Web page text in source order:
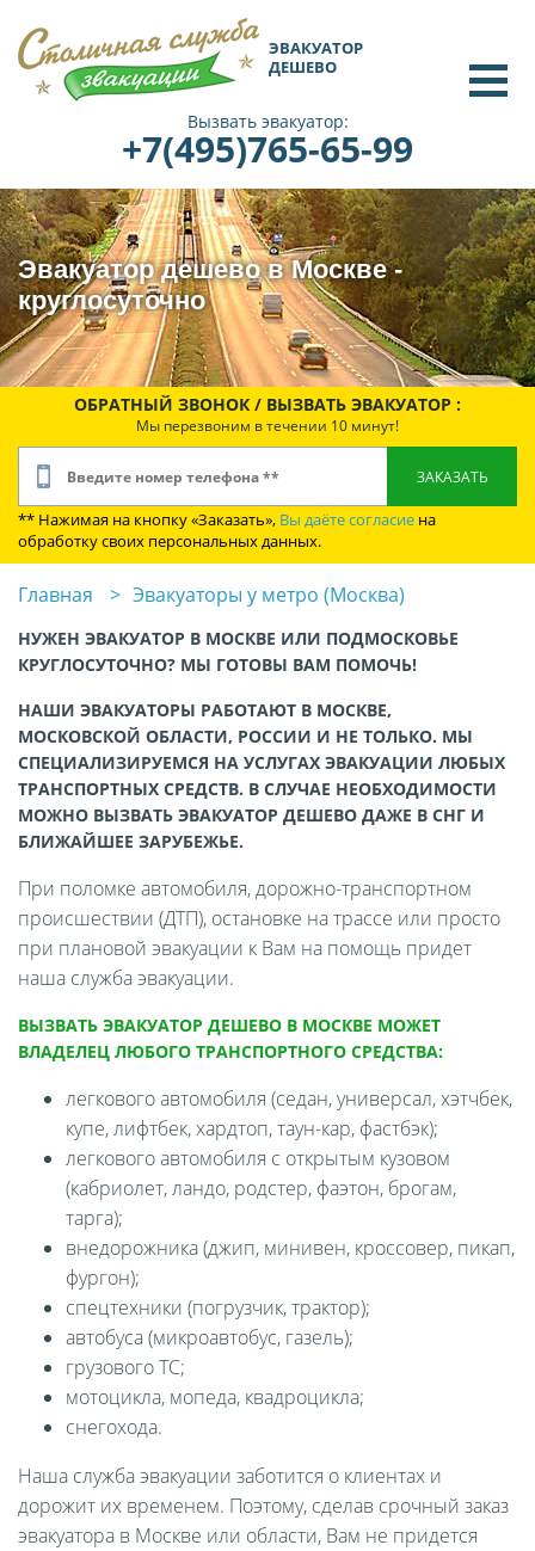
ЭВАКУАТОР
ДЕШЕВО
Вызвать эвакуатор:
+7(495)765-65-99
Эвакуатор дешево в Москве -
круглосуточно
ОБРАТНЫЙ ЗВОНОК / ВЫЗВАТЬ ЭВАКУАТОР :
Мы перезвоним в течении 10 минут!
** Нажимая на кнопку «Заказать», Вы даёте согласие на
обработку своих персональных данных.
Главная Эвакуаторы у метро (Москва)
НУЖЕН ЭВАКУАТОР В МОСКВЕ ИЛИ ПОДМОСКОВЬЕ
КРУГЛОСУТОЧНО? МЫ ГОТОВЫ ВАМ ПОМОЧЬ!
НАШИ ЭВАКУАТОРЫ РАБОТАЮТ В МОСКВЕ,
МОСКОВСКОЙ ОБЛАСТИ, РОССИИ И НЕ ТОЛЬКО. МЫ
СПЕЦИАЛИЗИРУЕМСЯ НА УСЛУГАХ ЭВАКУАЦИИ ЛЮБЫХ
ТРАНСПОРТНЫХ СРЕДСТВ. В СЛУЧАЕ НЕОБХОДИМОСТИ
МОЖНО ВЫЗВАТЬ ЭВАКУАТОР ДЕШЕВО ДАЖЕ В СНГ И
БЛИЖАЙШЕЕ ЗАРУБЕЖЬЕ.
При поломке автомобиля, дорожно-транспортном
происшествии (ДТП), остановке на трассе или просто
при плановой эвакуации к Вам на помощь придет
наша служба эвакуации.
ВЫЗВАТЬ ЭВАКУАТОР ДЕШЕВО В МОСКВЕ МОЖЕТ
ВЛАДЕЛЕЦ ЛЮБОГО ТРАНСПОРТНОГО СРЕДСТВА:
легкового автомобиля (седан, универсал, хэтчбек,
купе, лифтбек, хардтоп, таун-кар, фастбэк);
легкового автомобиля с открытым кузовом
(кабриолет, ландо, родстер, фаэтон, брогам,
тарга);
внедорожника (джип, минивен, кроссовер, пикап,
фургон);
спецтехники (погрузчик, трактор);
автобуса (микроавтобус, газель);
грузового ТС;
мотоцикла, мопеда, квадроцикла;
снегохода.
Наша служба эвакуации заботится о клиентах и
дорожит их временем. Поэтому, сделав срочный заказ
эвакуатора в Москве или области, Вам не придется